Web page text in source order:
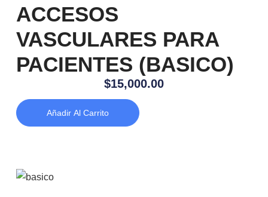
ACCESOS
VASCULARES PARA
PACIENTES (BASICO)
$15,000.00
Añadir Al Carrito